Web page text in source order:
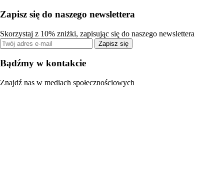
Zapisz się do naszego newslettera
Skorzystaj z 10% zniżki, zapisując się do naszego newslettera
Zapisz się
Bądźmy w kontakcie
Znajdź nas w mediach społecznościowych